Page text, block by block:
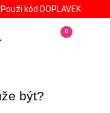
kód DOPLAVEK
0
být?